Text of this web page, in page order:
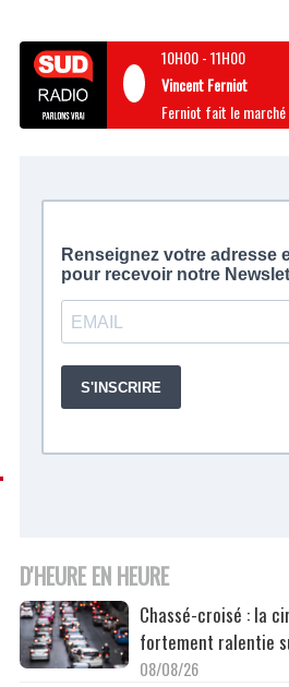
10H00-11H00
Vincent Ferniot
Ferniot fait le marché
D'HEURE EN HEURE
Chassé-croisé : la
fortement ralentie
08/08/26